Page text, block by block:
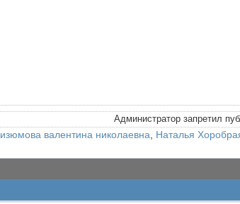
Администратор запретил
изюмова валентина николаевна Наталья